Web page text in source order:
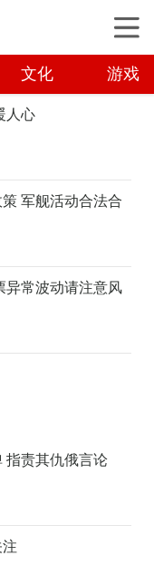
文化 游戏
人心
军舰活动合法合
异常波动请注意风
指责其仇俄言论